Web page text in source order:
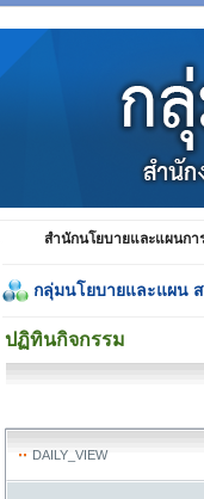
สำนักนโยบายและแผนก
กลุ่มนโยบายและแผน
ปฏิทินกิจกรรม
DAILY_VIEW